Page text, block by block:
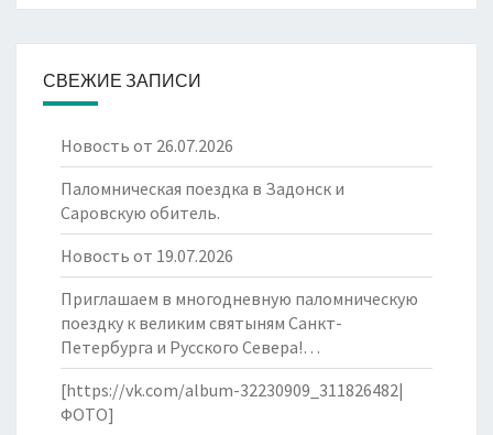
СВЕЖИЕ ЗАПИСИ
Новость от 26.07.2026
Паломническая поездка в Задонск и
Саровскую обитель.
Новость от 19.07.2026
Приглашаем в многодневную паломническую
поездку к великим святыням Санкт-
Петербурга и Русского Севера!…
[https://vk.com/album-32230909_311826482|
ФОТО]